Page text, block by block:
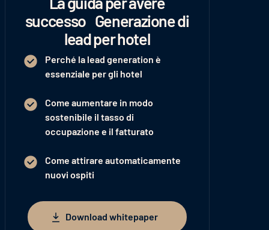
successo Generazione di
lead per hotel
Perché la lead generation è
essenziale per gli hotel
Come aumentare in modo
sostenibile il tasso di
occupazione e il fatturato
Come attirare automaticamente
nuovi ospiti
Download whitepaper
Download whitepaper